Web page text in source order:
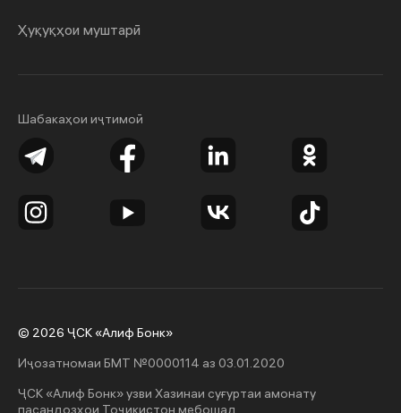
Шабакаҳои иҷтимоӣ
Ҳуқуқҳои муштарӣ
© 2026 ҶСК «Алиф Бонк»
Иҷозатномаи БМТ №0000114 аз 03.01.2020
ҶСК «Алиф Бонк» узви Хазинаи суғуртаи амонату
пасандозҳои Тоҷикистон мебошад